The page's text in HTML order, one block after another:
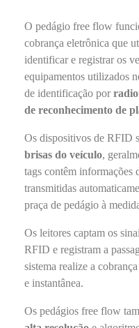
O pedágio free flow
cobrança eletrônica que
identificar e registrar os
equipamentos utilizados
de identificação por
de reconhecimento de
Os dispositivos de RFID
brisas do veículo,
tags contêm informações
transmitidas
praça de pedágio à
Os leitores captam os
RFID e registram a
sistema realize a
e instantânea.
Os pedágios free flow